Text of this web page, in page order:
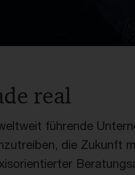
real
führende
die Zukunft